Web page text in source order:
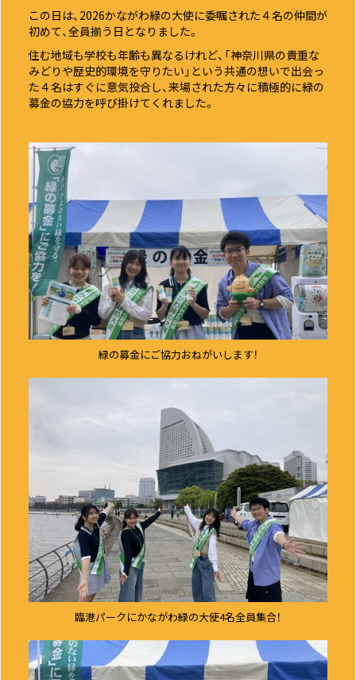
この日は、2026かながわ緑の大使に委嘱された４名の仲間が
初めて、全員揃う日となりました。
住む地域も学校も年齢も異なるけれど、「神奈川県の貴重な
みどりや歴史的環境を守りたい」という共通の想いで出会っ
た４名はすぐに意気投合し、来場された方々に積極的に緑の
募金の協力を呼び掛けてくれました。
緑の募金にご協力おねがいします！
臨港パークにかながわ緑の大使4名全員集合！